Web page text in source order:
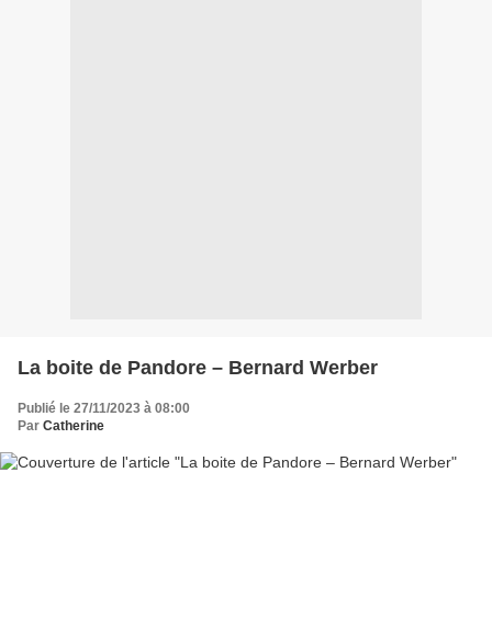
La boite de Pandore – Bernard Werber
Publié le 27/11/2023 à 08:00
Par Catherine